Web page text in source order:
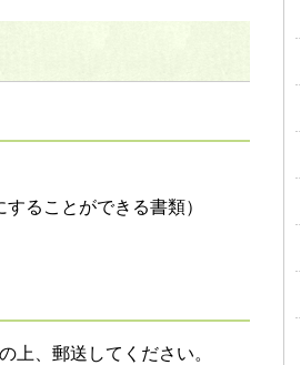
ることができる書類）
上、郵送してください。